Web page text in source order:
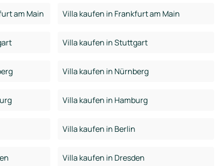
am Main Villa kaufen in Frankfurt am Main
Villa kaufen in Stuttgart
Villa kaufen in Nürnberg
Villa kaufen in Hamburg
Villa kaufen in Berlin
Villa kaufen in Dresden